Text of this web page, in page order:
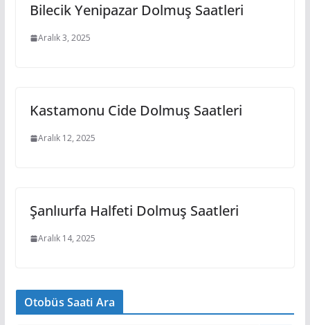
Bilecik Yenipazar Dolmuş Saatleri
Aralık 3, 2025
Kastamonu Cide Dolmuş Saatleri
Aralık 12, 2025
Şanlıurfa Halfeti Dolmuş Saatleri
Aralık 14, 2025
Otobüs Saati Ara